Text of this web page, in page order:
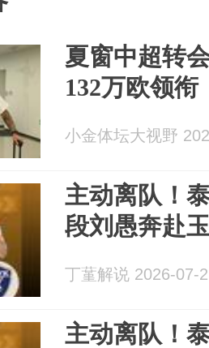
夏窗中超转
132万欧领
小金体坛大视野
主动离队！
段刘愚奔赴
丁蓳解说 2026-07-
主动离队！